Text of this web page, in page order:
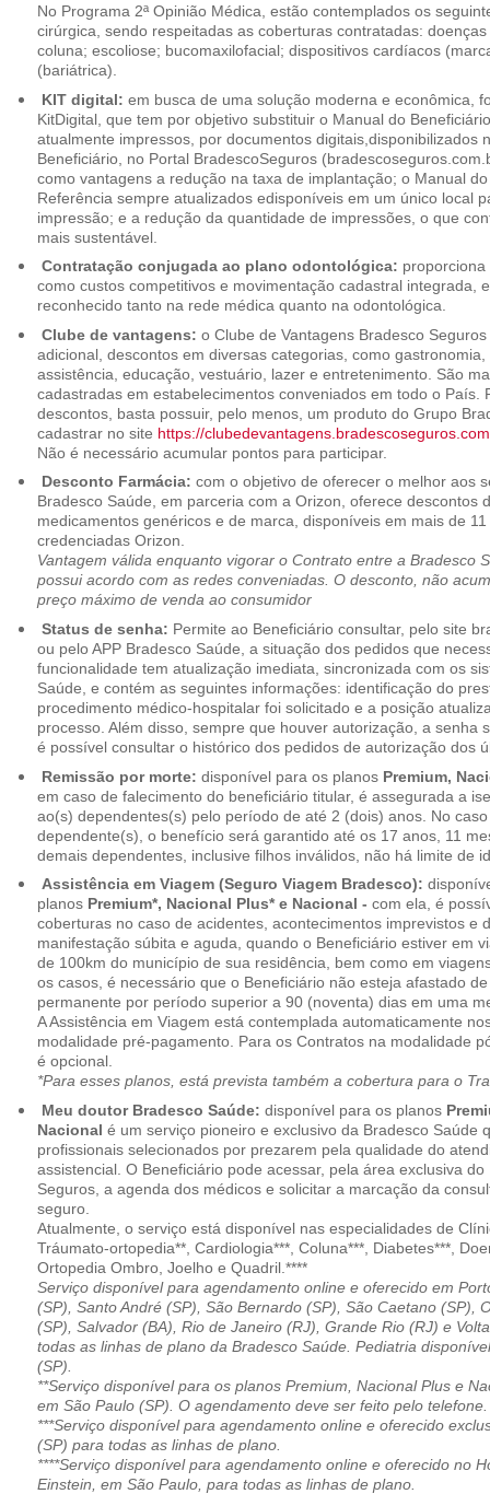
No Programa 2ª Opinião Médica, estão contemplados os
cirúrgica, sendo respeitadas as coberturas contratadas:
coluna; escoliose; bucomaxilofacial; dispositivos cardíacos
(bariátrica).
KIT digital: em busca de uma solução moderna e econômica,
KitDigital, que tem por objetivo substituir o Manual do
atualmente impressos, por documentos digitais,disponibilizados
Beneficiário, no Portal BradescoSeguros
como vantagens a redução na taxa de implantação; o Manual
Referência sempre atualizados edisponíveis em um único local
impressão; e a redução da quantidade de impressões, o que
mais sustentável.
Contratação conjugada ao plano odontológica:
como custos competitivos e movimentação cadastral integrada,
reconhecido tanto na rede médica quanto na odontológica.
Clube de vantagens: o Clube de Vantagens Bradesco
adicional, descontos em diversas categorias, como
assistência, educação, vestuário, lazer e entretenimento. São
cadastradas em estabelecimentos conveniados em todo o País.
descontos, basta possuir, pelo menos, um produto do Grupo
cadastrar no site https://
Não é necessário acumular pontos para participar.
Desconto Farmácia: com o objetivo de oferecer o melhor aos
Bradesco Saúde, em parceria com a Orizon, oferece descontos
medicamentos genéricos e de marca, disponíveis em mais de
credenciadas Orizon.
Vantagem válida enquanto vigorar o Contrato entre a Bradesco
possui acordo com as redes conveniadas. O desconto, não
preço máximo de venda ao consumidor
Status de senha: Permite ao Beneficiário consultar, pelo site
ou pelo APP Bradesco Saúde, a situação dos pedidos que
funcionalidade tem atualização imediata, sincronizada com os
Saúde, e contém as seguintes informações: identificação do
procedimento médico-hospitalar foi solicitado e a posição
processo. Além disso, sempre que houver autorização, a senha
é possível consultar o histórico dos pedidos de autorização dos
Remissão por morte: disponível para os planos Premium,
em caso de falecimento do beneficiário titular, é assegurada a
ao(s) dependentes(s) pelo período de até 2 (dois) anos. No
dependente(s), o benefício será garantido até os 17 anos, 11
demais dependentes, inclusive filhos inválidos, não há limite de
Assistência em Viagem (Seguro Viagem Bradesco):
planos Premium*, Nacional Plus* e Nacional - com ela, é
coberturas no caso de acidentes, acontecimentos imprevistos e
manifestação súbita e aguda, quando o Beneficiário estiver em
de 100km do município de sua residência, bem como em
os casos, é necessário que o Beneficiário não esteja afastado
permanente por período superior a 90 (noventa) dias em uma
A Assistência em Viagem está contemplada automaticamente
modalidade pré-pagamento. Para os Contratos na modalidade
é opcional.
*Para esses planos, está prevista também a cobertura para o
Meu doutor Bradesco Saúde: disponível para os planos
Nacional é um serviço pioneiro e exclusivo da Bradesco Saúde
profissionais selecionados por prezarem pela qualidade do
assistencial. O Beneficiário pode acessar, pela área exclusiva
Seguros, a agenda dos médicos e solicitar a marcação da
seguro.
Atualmente, o serviço está disponível nas especialidades de
Tráumato-ortopedia**, Cardiologia***, Coluna***, Diabetes***,
Ortopedia Ombro, Joelho e Quadril.****
Serviço disponível para agendamento online e oferecido em
(SP), Santo André (SP), São Bernardo (SP), São Caetano (SP),
(SP), Salvador (BA), Rio de Janeiro (RJ), Grande Rio (RJ) e
todas as linhas de plano da Bradesco Saúde. Pediatria
(SP).
**Serviço disponível para os planos Premium, Nacional Plus e
em São Paulo (SP). O agendamento deve ser feito pelo telefone.
***Serviço disponível para agendamento online e oferecido
(SP) para todas as linhas de plano.
****Serviço disponível para agendamento online e oferecido no
Einstein, em São Paulo, para todas as linhas de plano.